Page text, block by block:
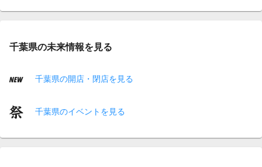
千葉県の未来情報を見る
千葉県の開店・閉店を見る
千葉県のイベントを見る